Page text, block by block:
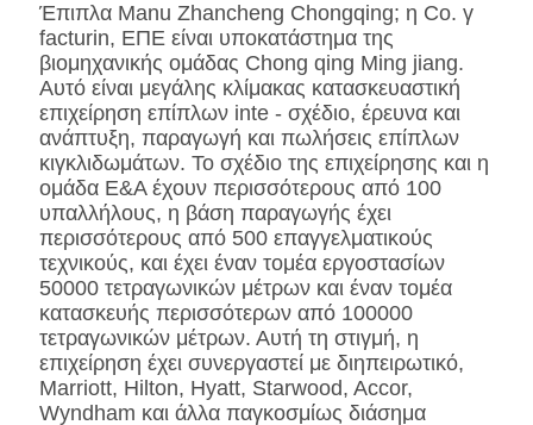
Harware
Hafele/Blum Archie ι
Hettich
Αφρός
Υψηλός αφρός
Densily.
Ύφασμα
Ύφασμα/δέρμα PU/
γνήσια πρότυπα ή
BS5852 Standardire
δέρματος/δέρματος
CA117 Microfiber
ανθεκτικό
SS
Ανοξείδωτο #201 #304
#316, που βουρτσίζεται
ή επιφάνεια
καθρεφτών.
Επεξεργασία
Έπιπλα Manu Zhancheng Chongqing; η Co. γ
facturin, ΕΠΕ είναι υποκατάστημα της
βιομηχανικής ομάδας Chong qing Ming jiang.
Αυτό είναι μεγάλης κλίμακας κατασκευαστική
επιχείρηση επίπλων inte - σχέδιο, έρευνα και
ανάπτυξη, παραγωγή και πωλήσεις επίπλων
κιγκλιδωμάτων. Το σχέδιο της επιχείρησης και η
ομάδα Ε&Α έχουν περισσότερους από 100
υπαλλήλους, η βάση παραγωγής έχει
περισσότερους από 500 επαγγελματικούς
τεχνικούς, και έχει έναν τομέα εργοστασίων
50000 τετραγωνικών μέτρων και έναν τομέα
κατασκευής περισσότερων από 100000
τετραγωνικών μέτρων. Αυτή τη στιγμή, η
επιχείρηση έχει συνεργαστεί με διηπειρωτικό,
Marriott, Hilton, Hyatt, Starwood, Accor,
Wyndham και άλλα παγκοσμίως διάσημα